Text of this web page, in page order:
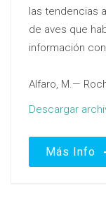
las tendencias
de aves que
información
Alfaro, M.—
Descargar
Más Info